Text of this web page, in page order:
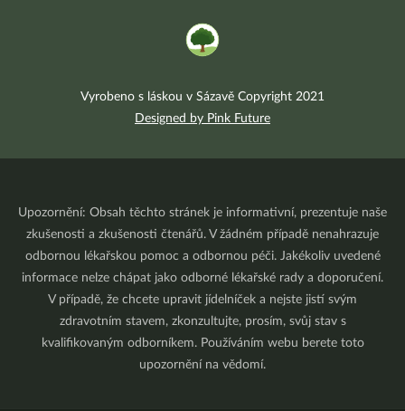
Vyrobeno s láskou v Sázavě Copyright 2021
Designed by Pink Future
Upozornění: Obsah těchto stránek je informativní, prezentuje naše
zkušenosti a zkušenosti čtenářů. V žádném případě nenahrazuje
odbornou lékařskou pomoc a odbornou péči. Jakékoliv uvedené
informace nelze chápat jako odborné lékařské rady a doporučení.
V případě, že chcete upravit jídelníček a nejste jistí svým
zdravotním stavem, zkonzultujte, prosím, svůj stav s
kvalifikovaným odborníkem. Používáním webu berete toto
upozornění na vědomí.